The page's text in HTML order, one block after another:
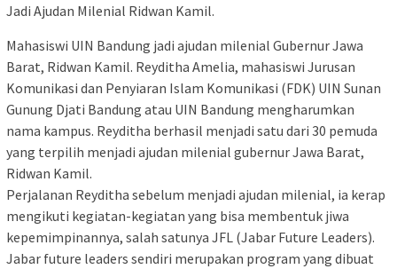
Jadi Ajudan Milenial Ridwan Kamil.
Mahasiswi UIN Bandung jadi ajudan milenial Gubernur Jawa
Barat, Ridwan Kamil. Reyditha Amelia, mahasiswi Jurusan
Komunikasi dan Penyiaran Islam Komunikasi (FDK) UIN Sunan
Gunung Djati Bandung atau UIN Bandung mengharumkan
nama kampus. Reyditha berhasil menjadi satu dari 30 pemuda
yang terpilih menjadi ajudan milenial gubernur Jawa Barat,
Ridwan Kamil.
Perjalanan Reyditha sebelum menjadi ajudan milenial, ia kerap
mengikuti kegiatan-kegiatan yang bisa membentuk jiwa
kepemimpinannya, salah satunya JFL (Jabar Future Leaders).
Jabar future leaders sendiri merupakan program yang dibuat